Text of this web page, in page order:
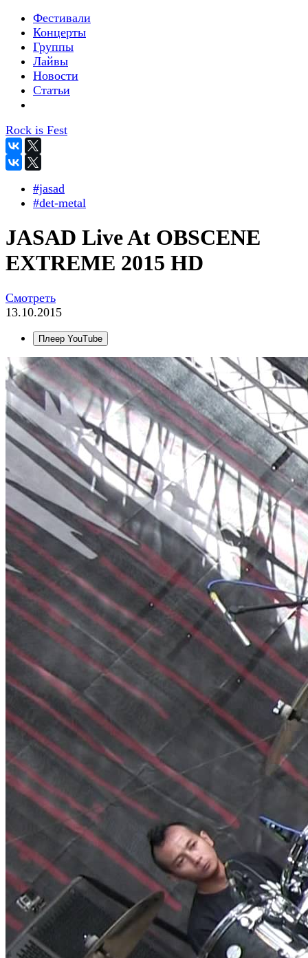
Фестивали
Концерты
Группы
Лайвы
Новости
Статьи
Rock is Fest
#jasad
#det-metal
JASAD Live At OBSCENE
EXTREME 2015 HD
Смотреть
13.10.2015
Плеер YouTube